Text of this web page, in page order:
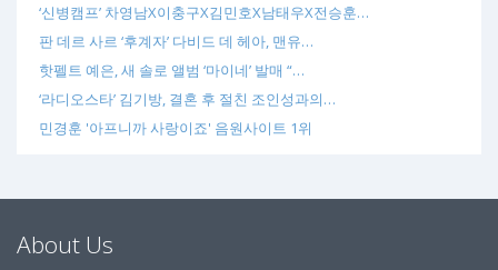
‘신병캠프’ 차영남X이충구X김민호X남태우X전승훈…
판 데르 사르 ‘후계자’ 다비드 데 헤아, 맨유…
핫펠트 예은, 새 솔로 앨범 ‘마이네’ 발매 “…
‘라디오스타’ 김기방, 결혼 후 절친 조인성과의…
민경훈 '아프니까 사랑이죠' 음원사이트 1위
About Us